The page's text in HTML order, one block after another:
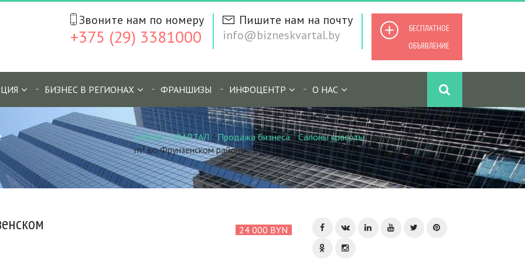
БЕСПЛАТНОЕ
ОБЪЯВЛЕНИЕ
Пишите нам на почту
info@bizneskvartal.by
Звоните нам по номеру
+375 (29) 3381000
БИЗНЕС В РЕГИОНАХ ФРАНШИЗЫ ИНФОЦЕНТР О НАС
БИЗНЕС КВАРТАЛ / Продажа бизнеса/Салоны красоты/Салон красоты 124
m² во Фрунзенском районе
24 000 BYN